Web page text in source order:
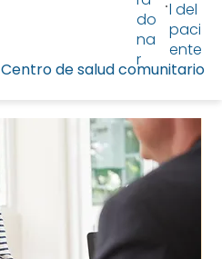
Centro de salud comunitario
do
na
r
l del
paci
ente